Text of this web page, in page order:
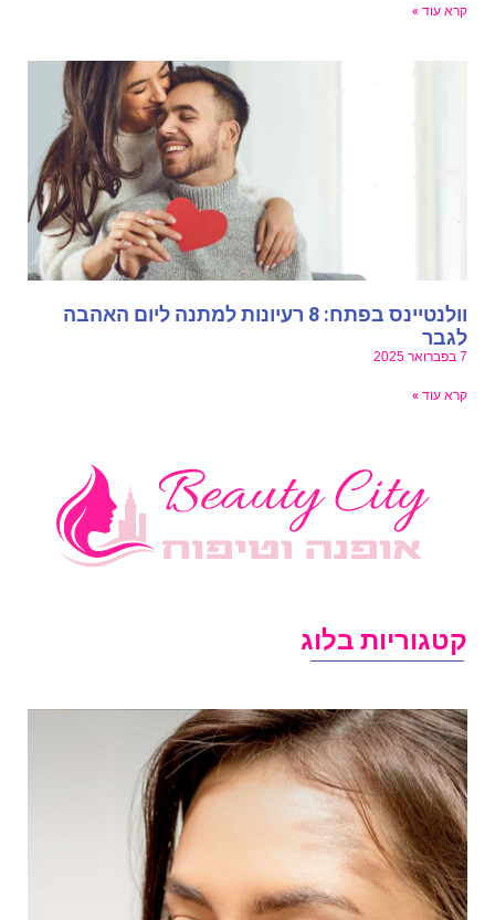
עוד »
וולנטיינס בפתח: 8 רעיונות למתנה ליום האהבה
עוד »
בלוג